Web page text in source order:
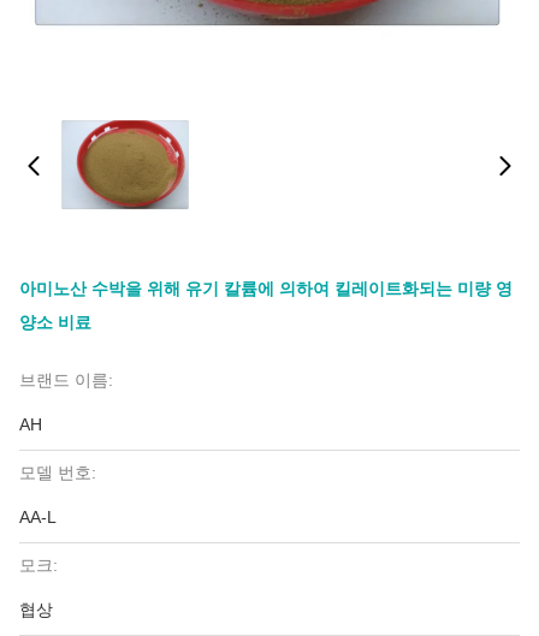
아미노산 수박을 위해 유기 칼륨에 의하여 킬레이트화되는 미량 영
양소 비료
브랜드 이름:
AH
모델 번호:
AA-L
모크:
협상